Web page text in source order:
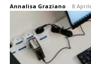
Annalisa Graziano - 8